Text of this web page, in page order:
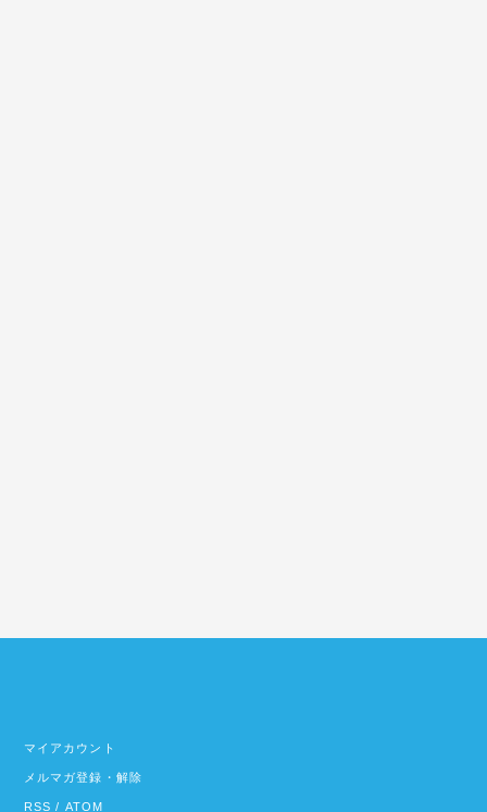
マイアカウント
メルマガ登録・解除
RSS / ATOM